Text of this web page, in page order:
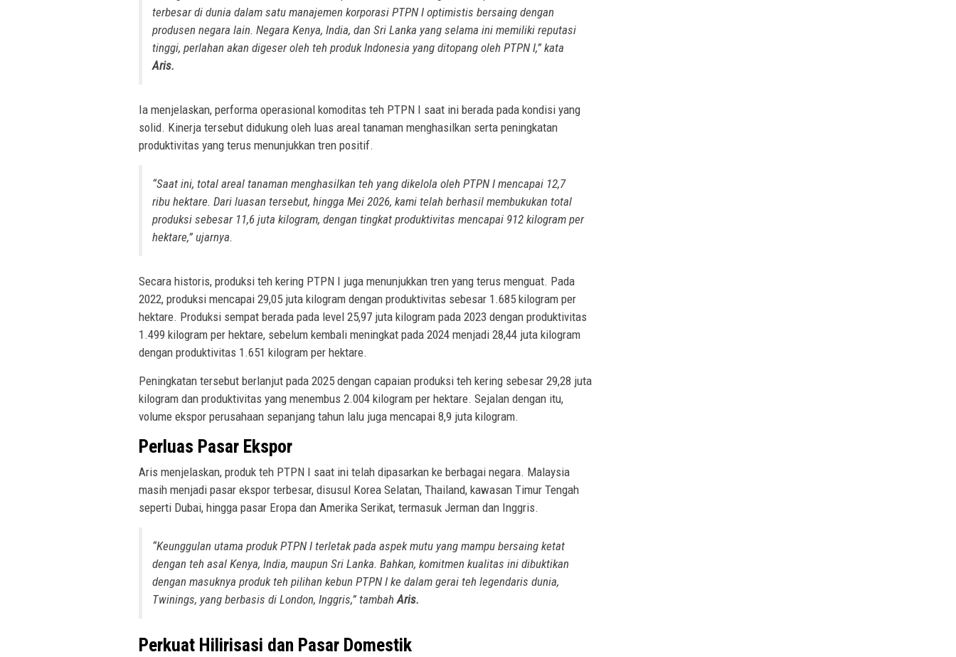
terbesar di dunia dalam satu manajemen korporasi PTPN I optimistis bersaing dengan
produsen negara lain. Negara Kenya, India, dan Sri Lanka yang selama ini memiliki reputasi
tinggi, perlahan akan digeser oleh teh produk Indonesia yang ditopang oleh PTPN I,” kata
Aris.
Ia menjelaskan, performa operasional komoditas teh PTPN I saat ini berada pada kondisi yang
solid. Kinerja tersebut didukung oleh luas areal tanaman menghasilkan serta peningkatan
produktivitas yang terus menunjukkan tren positif.
“Saat ini, total areal tanaman menghasilkan teh yang dikelola oleh PTPN I mencapai 12,7
ribu hektare. Dari luasan tersebut, hingga Mei 2026, kami telah berhasil membukukan total
produksi sebesar 11,6 juta kilogram, dengan tingkat produktivitas mencapai 912 kilogram per
hektare,” ujarnya.
Secara historis, produksi teh kering PTPN I juga menunjukkan tren yang terus menguat. Pada
2022, produksi mencapai 29,05 juta kilogram dengan produktivitas sebesar 1.685 kilogram per
hektare. Produksi sempat berada pada level 25,97 juta kilogram pada 2023 dengan produktivitas
1.499 kilogram per hektare, sebelum kembali meningkat pada 2024 menjadi 28,44 juta kilogram
dengan produktivitas 1.651 kilogram per hektare.
Peningkatan tersebut berlanjut pada 2025 dengan capaian produksi teh kering sebesar 29,28 juta
kilogram dan produktivitas yang menembus 2.004 kilogram per hektare. Sejalan dengan itu,
volume ekspor perusahaan sepanjang tahun lalu juga mencapai 8,9 juta kilogram.
Perluas Pasar Ekspor
Aris menjelaskan, produk teh PTPN I saat ini telah dipasarkan ke berbagai negara. Malaysia
masih menjadi pasar ekspor terbesar, disusul Korea Selatan, Thailand, kawasan Timur Tengah
seperti Dubai, hingga pasar Eropa dan Amerika Serikat, termasuk Jerman dan Inggris.
“Keunggulan utama produk PTPN I terletak pada aspek mutu yang mampu bersaing ketat
dengan teh asal Kenya, India, maupun Sri Lanka. Bahkan, komitmen kualitas ini dibuktikan
dengan masuknya produk teh pilihan kebun PTPN I ke dalam gerai teh legendaris dunia,
Twinings, yang berbasis di London, Inggris,” tambahAris.
Perkuat Hilirisasi dan Pasar Domestik